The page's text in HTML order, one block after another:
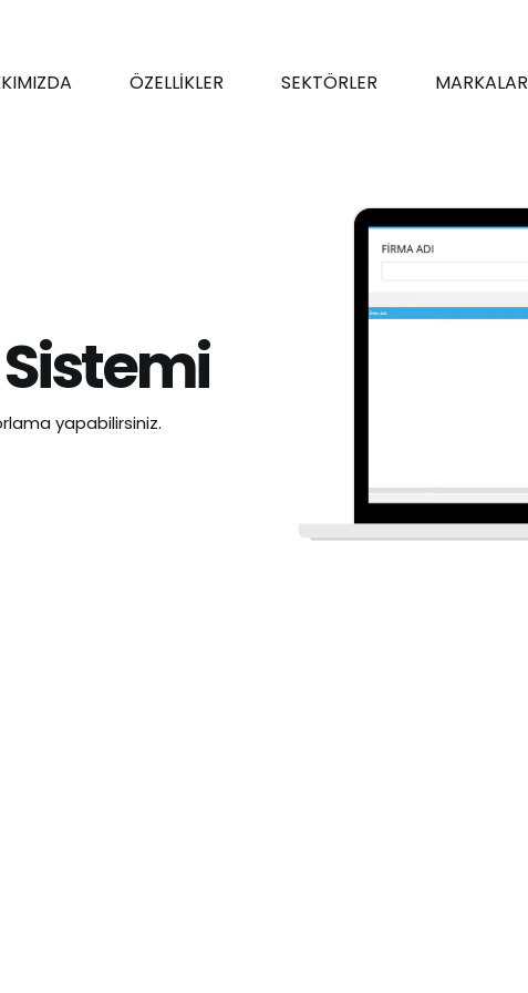
ÖZELLİKLER SEKTÖRLER MARKALAR
yapabilirsiniz.